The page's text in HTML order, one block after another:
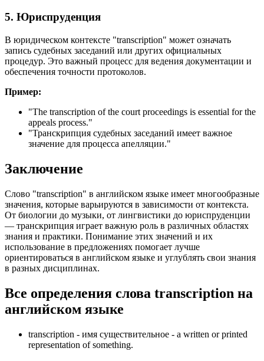
5. Юриспруденция
В юридическом контексте "transcription" может означать
запись судебных заседаний или других официальных
процедур. Это важный процесс для ведения документации и
обеспечения точности протоколов.
Пример:
"The transcription of the court proceedings is essential for the
appeals process."
"Транскрипция судебных заседаний имеет важное
значение для процесса апелляции."
Заключение
Слово "transcription" в английском языке имеет многообразные
значения, которые варьируются в зависимости от контекста.
От биологии до музыки, от лингвистики до юриспруденции
— транскрипция играет важную роль в различных областях
знания и практики. Понимание этих значений и их
использование в предложениях помогает лучше
ориентироваться в английском языке и углублять свои знания
в разных дисциплинах.
Все определения слова transcription на
английском языке
transcription - имя существительное - a written or printed
representation of something.